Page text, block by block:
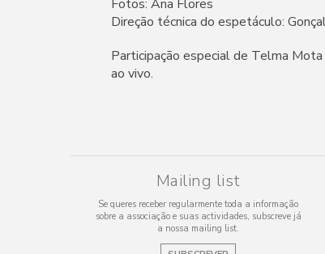
Fotos: Ana Flores
Direção técnica do espetáculo:
Participação especial de Telma
ao vivo.
Mailing list
Se queres receber regularmente toda a informação
sobre a associação e suas actividades, subscreve já
a nossa mailing list.